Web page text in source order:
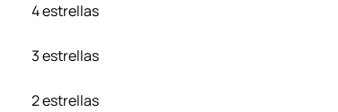
4 estrellas
3 estrellas
2 estrellas